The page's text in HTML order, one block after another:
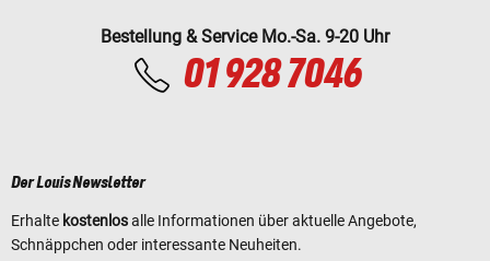
Bestellung & Service Mo.-Sa. 9-20 Uhr
01 928 7046
Der Louis Newsletter
Erhalte kostenlosalle Informationen über aktuelle Angebote,
Schnäppchen oder interessante Neuheiten.